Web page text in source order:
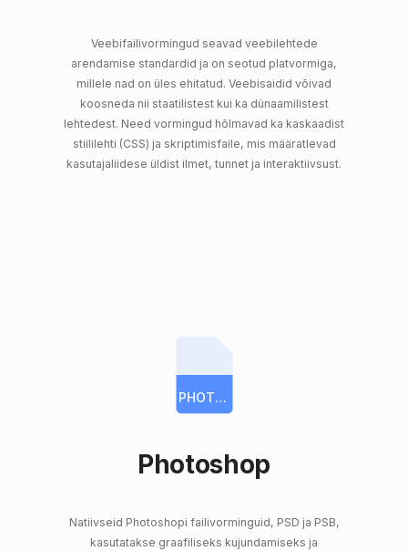
Veebifailivormingud seavad veebilehtede
arendamise standardid ja on seotud platvormiga,
millele nad on üles ehitatud. Veebisaidid võivad
koosneda nii staatilistest kui ka dünaamilistest
lehtedest. Need vormingud hõlmavad ka kaskaadist
stiililehti (CSS) ja skriptimisfaile, mis määratlevad
kasutajaliidese üldist ilmet, tunnet ja interaktiivsust.
PHOTOSHOP
Photoshop
Natiivseid Photoshopi failivorminguid, PSD ja PSB,
kasutatakse graafiliseks kujundamiseks ja